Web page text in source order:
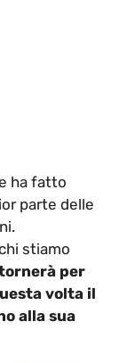
ha fatto
parte delle
stiamo
per
volta il
alla sua